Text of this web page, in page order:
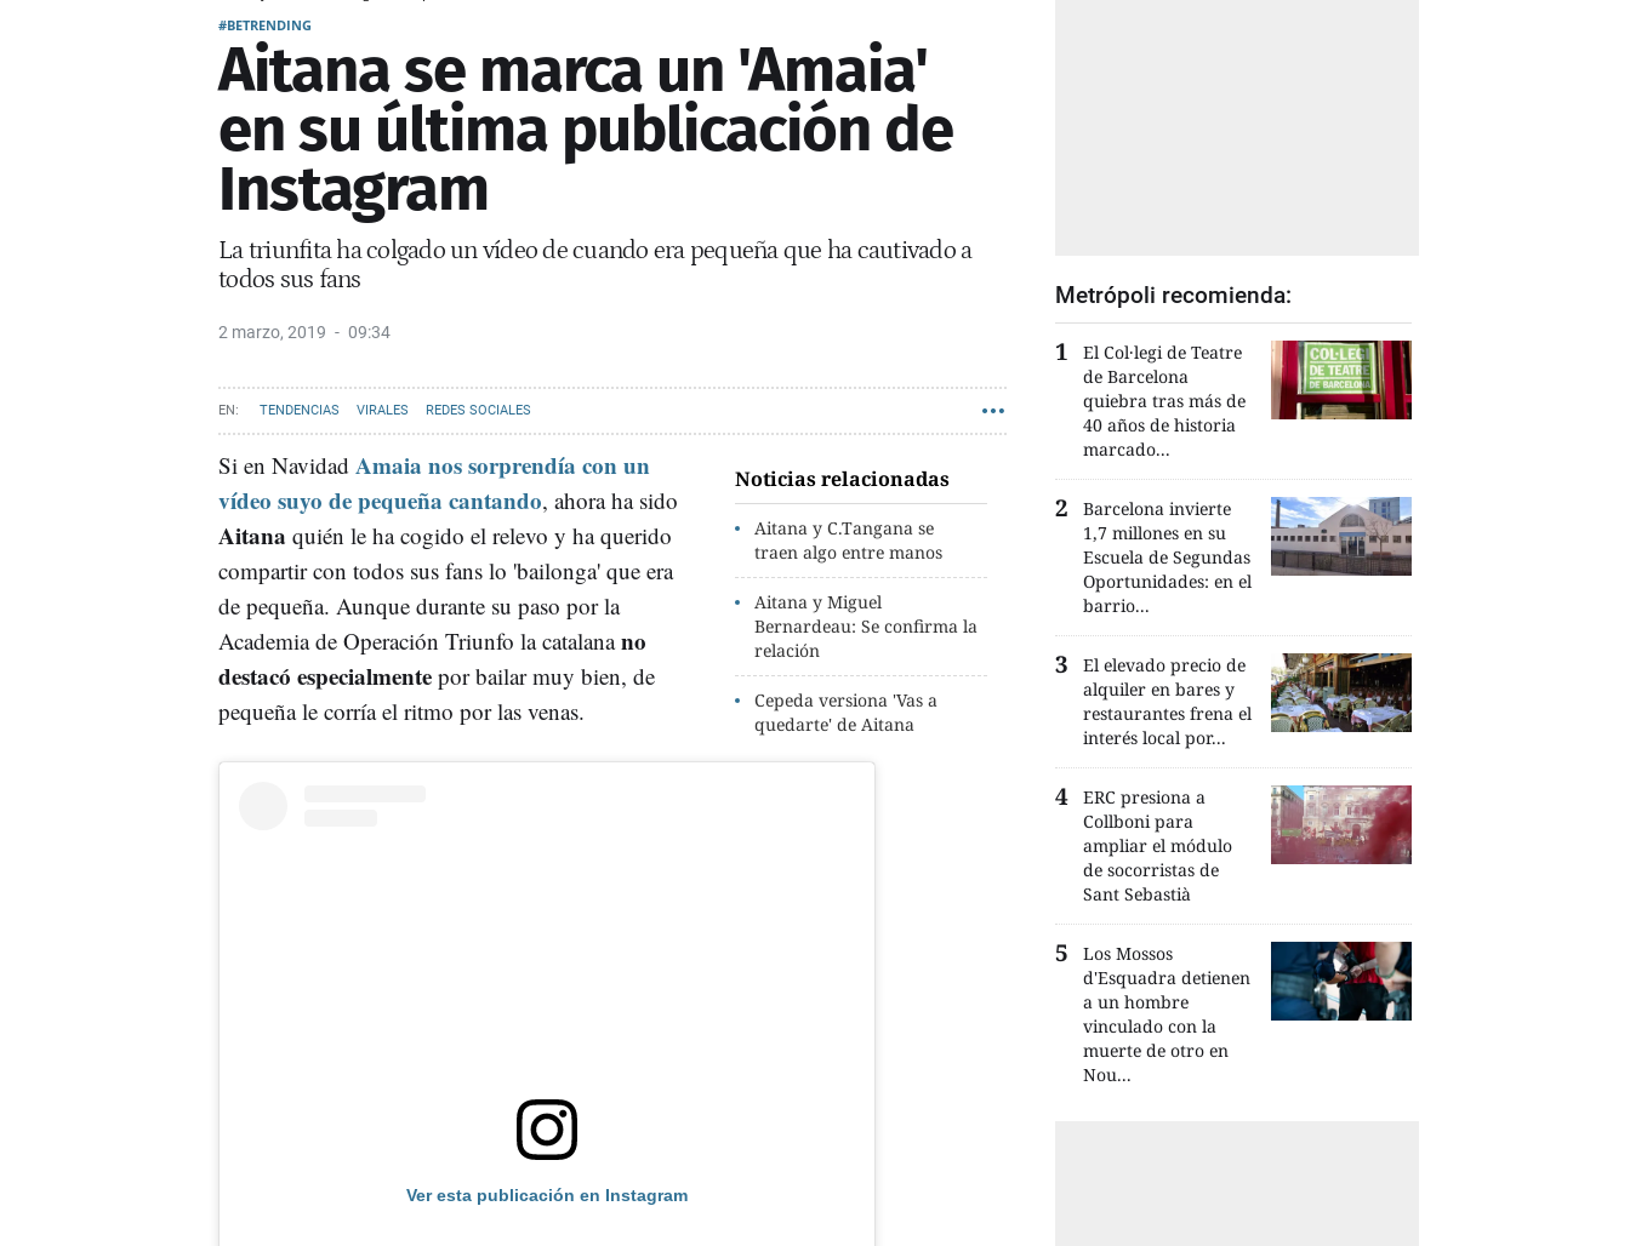
#BETRENDING
Aitana se marca un 'Amaia'
en su última publicación de
Instagram
La triunfita ha colgado un vídeo de cuando era pequeña que ha cautivado a
todos sus fans
2 marzo, 2019 09:34
TENDENCIAS VIRALES REDES SOCIALES
Noticias relacionadas
Aitana y C.Tangana se
traen algo entre manos
Aitana y Miguel
Bernardeau: Se confirma la
relación
Cepeda versiona 'Vas a
quedarte' de Aitana
Si en Navidad Amaia nos sorprendía con un
vídeo suyo de pequeña cantando, ahora ha sido
Aitana quién le ha cogido el relevo y ha querido
compartir con todos sus fans lo 'bailonga' que era
de pequeña. Aunque durante su paso por la
Academia de Operación Triunfo la catalanano
destacó especialmente por bailar muy bien, de
pequeña le corría el ritmo por las venas.
Ver esta publicación en Instagram
Metrópoli recomienda:
El Col·legi de Teatre
de Barcelona
quiebra tras más de
40 años de historia
marcado...
Barcelona invierte
1,7 millones en su
Escuela de Segundas
Oportunidades: en el
barrio...
El elevado precio de
alquiler en bares y
restaurantes frena el
interés local por...
ERC presiona a
Collboni para
ampliar el módulo
de socorristas de
Sant Sebastià
Los Mossos
d'Esquadra detienen
a un hombre
vinculado con la
muerte de otro en
Nou...